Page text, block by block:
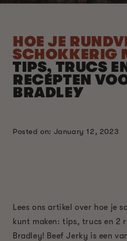
HOE JE
SCHOKKERIG
TIPS, TRUCS
RECEPTEN
BRADLEY
Posted on: January 12, 2023
Lees ons artikel over hoe je
kunt maken: tips, trucs en 2
Bradley! Beef Jerky is een